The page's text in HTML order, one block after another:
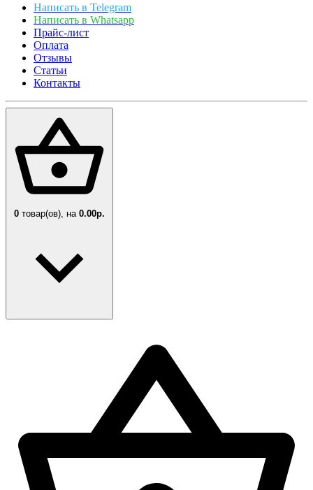
Написать в Telegram
Написать в Whatsapp
Прайс-лист
Оплата
Отзывы
Статьи
Контакты
0 товар(ов), на 0.00р.